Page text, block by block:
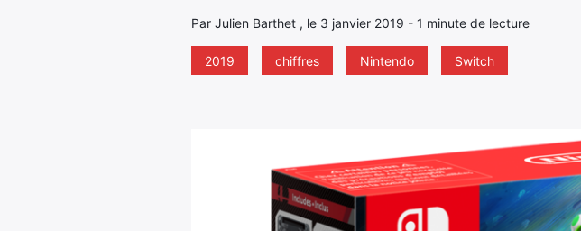
Par Julien Barthet , le 3 janvier 2019 - 1 minute de lecture
2019 chiffres Nintendo Switch